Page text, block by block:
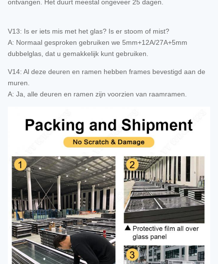
ontvangen. Het duurt meestal ongeveer 25 dagen.
V13: Is er iets mis met het glas? Is er stoom of mist?
A: Normaal gesproken gebruiken we 5mm+12A/27A+5mm
dubbelglas, dat u gemakkelijk kunt gebruiken.
V14: Al deze deuren en ramen hebben frames bevestigd aan de
muren.
A: Ja, alle deuren en ramen zijn voorzien van raamramen.